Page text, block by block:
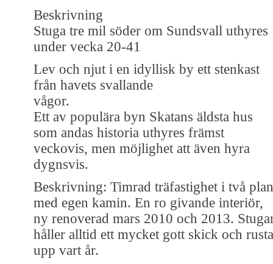
Beskrivning
Stuga tre mil söder om Sundsvall uthyres
under vecka 20-41
Lev och njut i en idyllisk by ett stenkast
från havets svallande
vågor.
Ett av populära byn Skatans äldsta hus
som andas historia uthyres främst
veckovis, men möjlighet att även hyra
dygnsvis.
Beskrivning: Timrad träfastighet i två plan
med egen kamin. En ro givande interiör,
ny renoverad mars 2010 och 2013.
håller alltid ett mycket gott skick och
upp vart år.